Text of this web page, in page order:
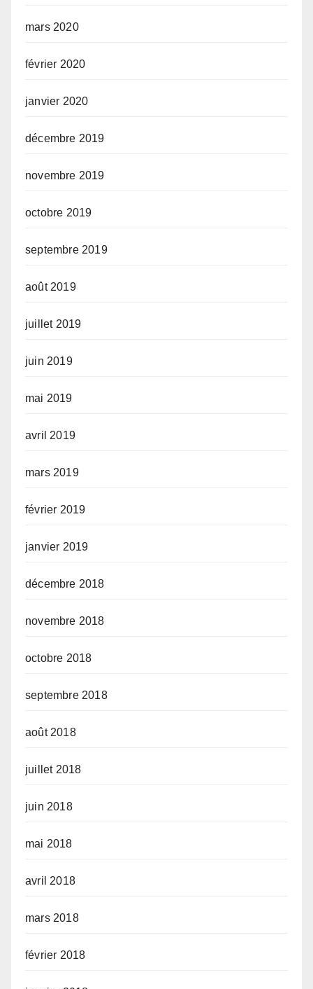
mars 2020
février 2020
janvier 2020
décembre 2019
novembre 2019
octobre 2019
septembre 2019
août 2019
juillet 2019
juin 2019
mai 2019
avril 2019
mars 2019
février 2019
janvier 2019
décembre 2018
novembre 2018
octobre 2018
septembre 2018
août 2018
juillet 2018
juin 2018
mai 2018
avril 2018
mars 2018
février 2018